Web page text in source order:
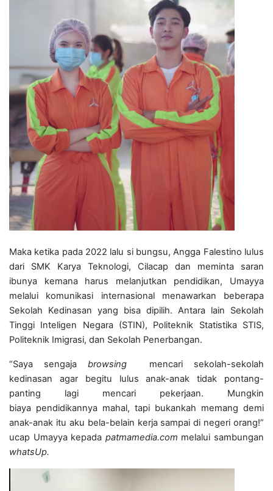
Maka ketika pada 2022 lalu si bungsu, Angga Falestino lulus
dari SMK Karya Teknologi, Cilacap dan meminta saran
ibunya kemana harus melanjutkan pendidikan, Umayya
melalui komunikasi internasional menawarkan beberapa
Sekolah Kedinasan yang bisa dipilih. Antara lain Sekolah
Tinggi Inteligen Negara (STIN), Politeknik Statistika STIS,
Politeknik Imigrasi, dan Sekolah Penerbangan.
“Saya sengajabrowsing mencari sekolah-sekolah
kedinasan agar begitu lulus anak-anak tidak pontang-
panting lagi mencari pekerjaan. Mungkin
biaya pendidikannya mahal, tapi bukankah memang demi
anak-anak itu aku bela-belain kerja sampai di negeri orang!”
ucap Umayya kepada patmamedia.com melalui sambungan
whatsUp.